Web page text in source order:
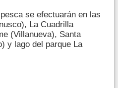
se efectuarán en las
La Cuadrilla
(Villanueva), Santa
y lago del parque La